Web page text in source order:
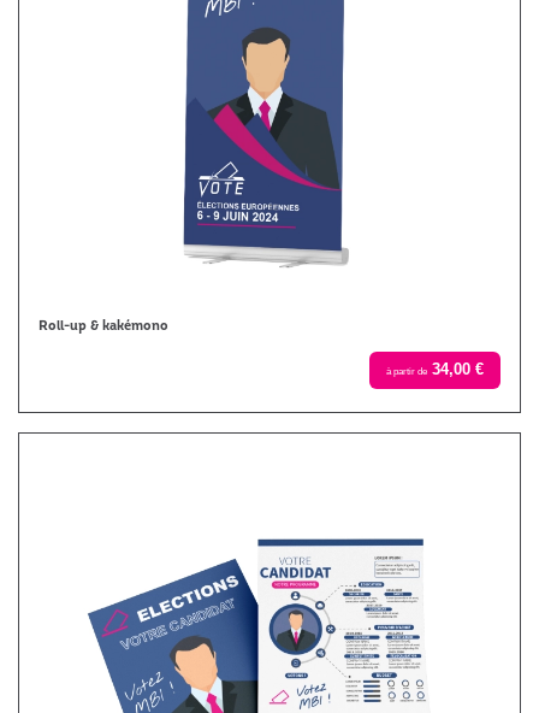
Roll-up & kakémono
à partir de 34,00 €